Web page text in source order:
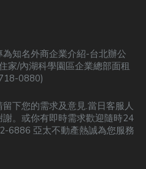
知名外商企業介紹-台北辦公
家/內湖科學園區企業總部面租
0880)
下您的需求及意見.當日客服人
謝。或你有即時需求歡迎隨時24
6886 亞太不動產熱誠為您服務